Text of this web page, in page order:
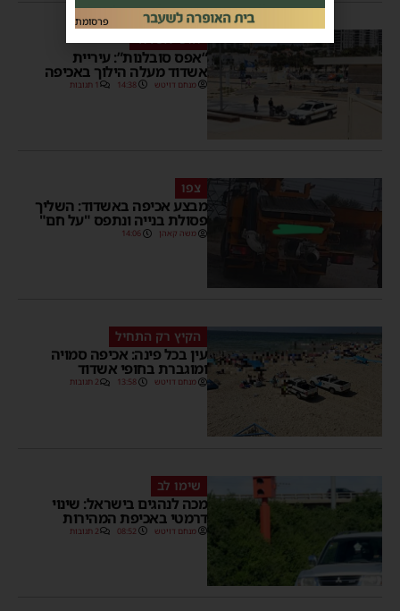
חופי אשדוד
“אפס סובלנות”: עיריית
אשדוד מעלה הילוך באכיפה
מנחם דויטש 14:38 1 תגובות
צפו
מבצע אכיפה באשדוד: השליך
פסולת בנייה ונתפס "על חם"
משה קאהן 14:06
הקיץ רק התחיל
עין בכל פינה: אכיפה סמויה
ומוגברת בחופי אשדוד
מנחם דויטש 13:58 2 תגובות
שימו לב
מכה לנהגים בישראל: שינוי
דרמטי באכיפת המהירות
מנחם דויטש 08:52 2 תגובות
פרסומת